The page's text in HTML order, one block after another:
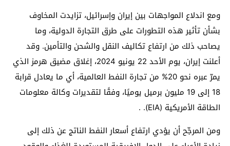
ومع اندلاع المواجهات بين إيران وإسرائيل، تزايدت المخاوف
بشأن تأثير هذه التطورات على طرق التجارة الدولية، وما
يصاحب ذلك من ارتفاع تكاليف النقل والشحن والتأمين. وقد
أعلنت إيران، يوم الأحد 22 يونيو 2024، إغلاق مضيق هرمز الذي
يمرّ عبره نحو 20% من تجارة النفط العالمية، أي ما يعادل قرابة
18 إلى 19 مليون برميل يوميًا، وفقًا لتقديرات وكالة معلومات
الطاقة الأمريكية (EIA). .
ومن المرجّح أن يؤدي ارتفاع أسعار النفط الناتج عن ذلك إلى